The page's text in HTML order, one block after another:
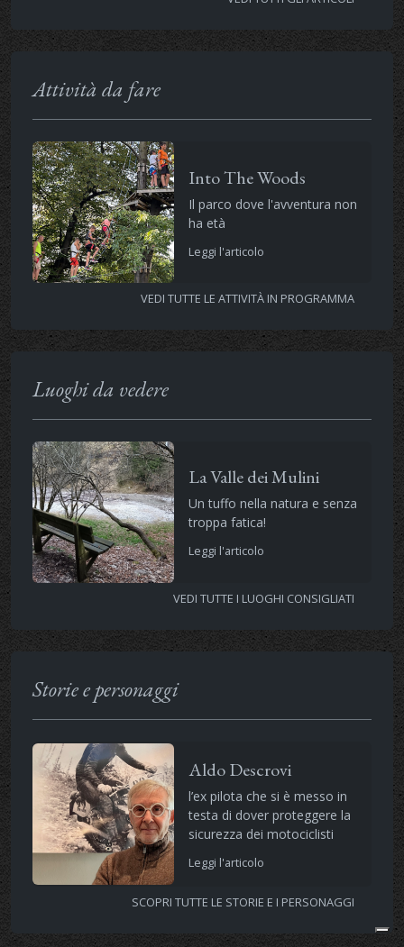
Attività da fare
Into The Woods
Il parco dove l'avventura non
ha età
Leggi l'articolo
VEDI TUTTE LE ATTIVITÀ IN PROGRAMMA
Luoghi da vedere
La Valle dei Mulini
Un tuffo nella natura e senza
troppa fatica!
Leggi l'articolo
VEDI TUTTE I LUOGHI CONSIGLIATI
Storie e personaggi
Aldo Descrovi
l’ex pilota che si è messo in
testa di dover proteggere la
sicurezza dei motociclisti
Leggi l'articolo
SCOPRI TUTTE LE STORIE E I PERSONAGGI